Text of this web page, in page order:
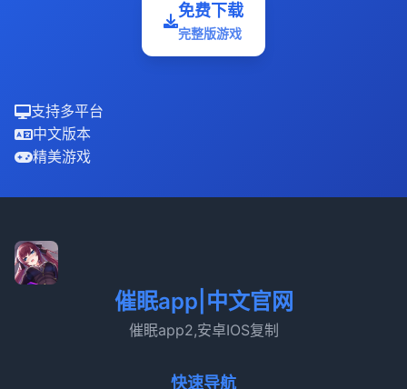
免费下载
完整版游戏
支持多平台
中文版本
精美游戏
催眠app|中文官网
催眠app2,安卓IOS复制
快速导航